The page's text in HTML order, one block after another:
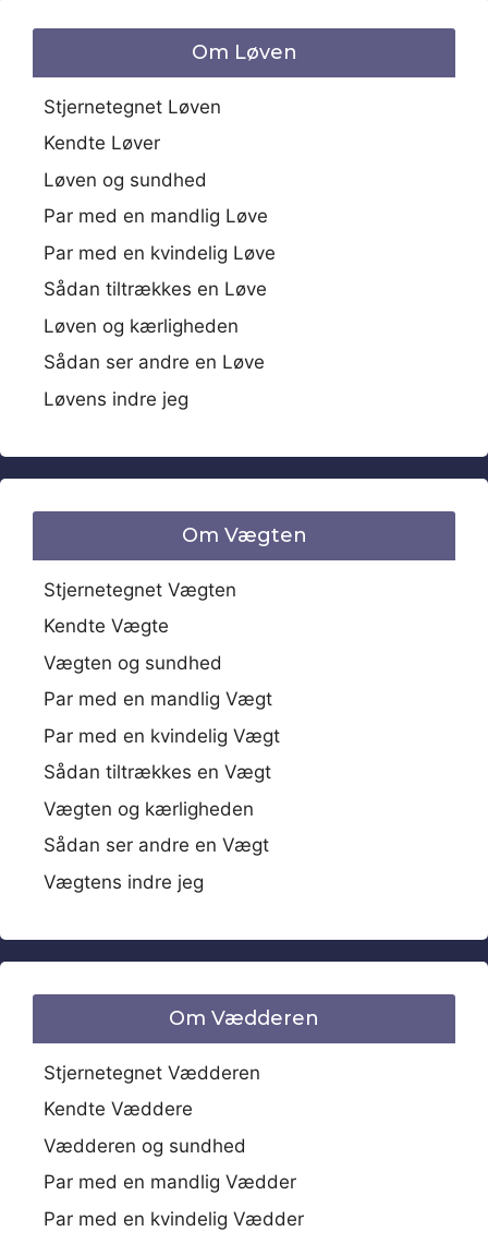
Om Løven
Stjernetegnet Løven
Kendte Løver
Løven og sundhed
Par med en mandlig Løve
Par med en kvindelig Løve
Sådan tiltrækkes en Løve
Løven og kærligheden
Sådan ser andre en Løve
Løvens indre jeg
Om Vægten
Stjernetegnet Vægten
Kendte Vægte
Vægten og sundhed
Par med en mandlig Vægt
Par med en kvindelig Vægt
Sådan tiltrækkes en Vægt
Vægten og kærligheden
Sådan ser andre en Vægt
Vægtens indre jeg
Om Vædderen
Stjernetegnet Vædderen
Kendte Væddere
Vædderen og sundhed
Par med en mandlig Vædder
Par med en kvindelig Vædder